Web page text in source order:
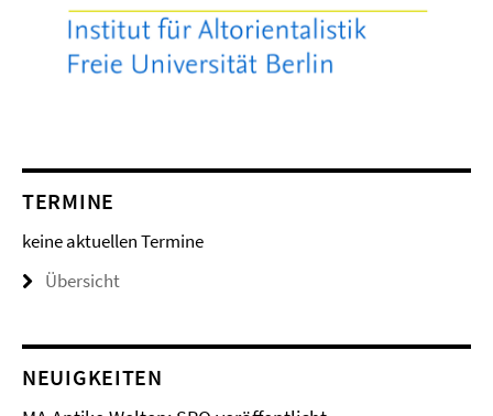
TERMINE
keine aktuellen Termine
Übersicht
NEUIGKEITEN